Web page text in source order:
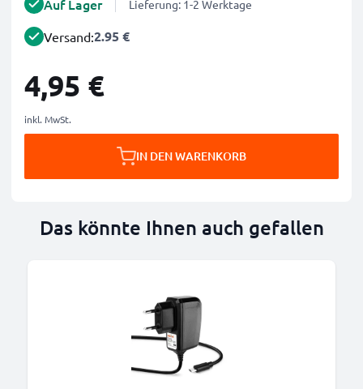
Auf Lager Lieferung: 1-2 Werktage
Versand:2.95 €
4,95 €
inkl. MwSt.
IN DEN WARENKORB
Das könnte Ihnen auch gefallen